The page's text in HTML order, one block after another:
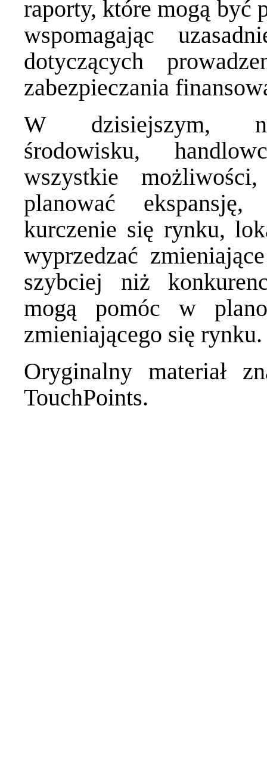
raporty, które mogą być
wspomagając
dotyczących
zabezpieczania
W dzisiejszym,
środowisku,
wszystkie
planować
kurczenie się rynku,
wyprzedzać
szybciej niż
mogą pomóc w
zmieniającego się rynku.
Oryginalny materiał
TouchPoints.